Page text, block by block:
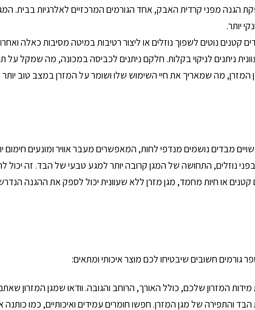
הגנה מפני קרדית האבק, אחד הגורמים המרכזיים לאלרגיות בבית. המגן
יותר.
קטנים נוטים לשפוך נוזלים או ליצור רטיבות במיטה מסיבות כאלה
ניתנים לניקוי בקלות. חלקם ניתנים לכביסה במכונה, מה שמקל על
המזרן, מה שמאריך את חיי השימוש שלו ושומר על המזרן במצב טוב יותר
מבדים נושמים מנדפי לחות, המאפשרים מעבר אוויר ומונעים חימום
התחושה של המגן קרובה יותר למגע טבעי של הבד. זה יכול
או חיות מחמד, מגן מזרן ללא שעוונית יכול לספק את ההגנה
גורמים חשובים שיבטיחו לכם מוצר איכותי ומתאים:
המזרון שלכם, כולל האורך, הרוחב והגובה. וודאו שמגן המזרון
הבד והתפירה של מגן המזרן. חפשו חומרים עמידים ואיכותיים, כמו